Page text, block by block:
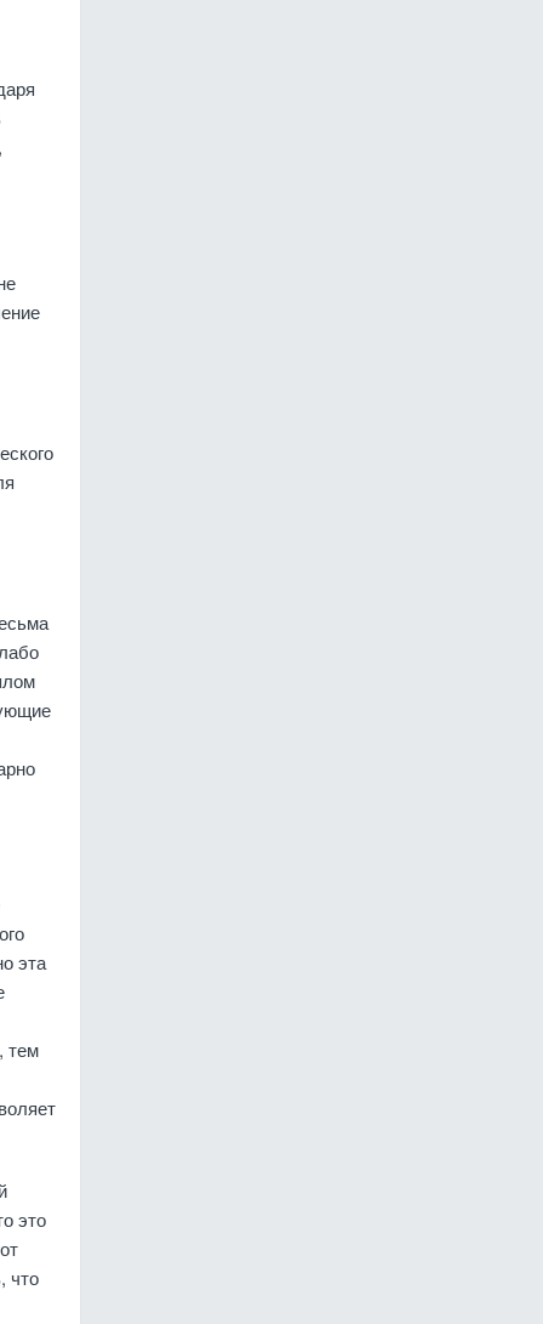
эта
тем
это
что